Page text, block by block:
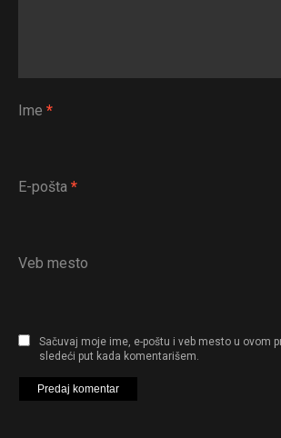
Ime *
E-pošta *
Veb mesto
Sačuvaj moje ime, e-poštu i veb mesto u ovom
sledeći put kada komentarišem.